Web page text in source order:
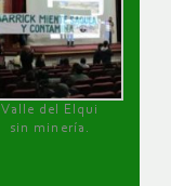
Valle del Elqui
sin minería.